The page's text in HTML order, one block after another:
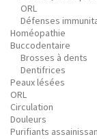
ORL
Défenses
Homéopathie
Buccodentaire
Brosses à dents
Dentifrices
Peaux lésées
ORL
Circulation
Douleurs
Purifiants